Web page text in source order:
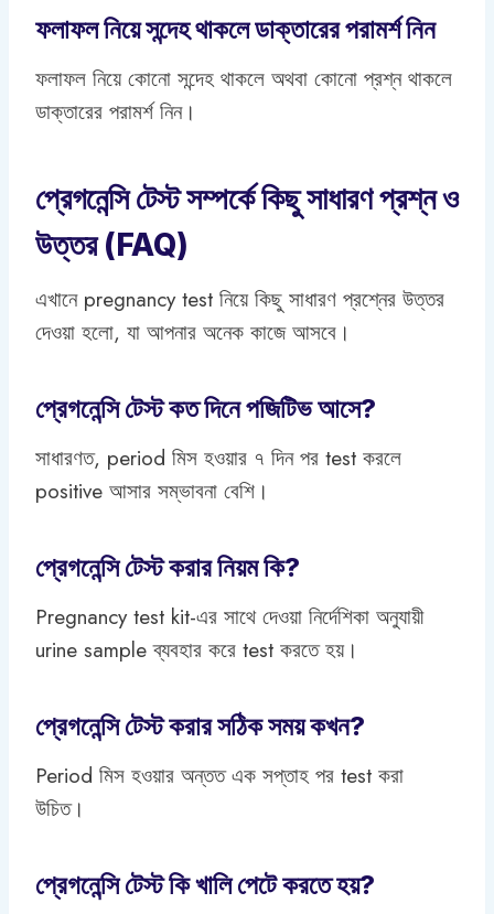
ফলাফল নিয়ে সন্দেহ থাকলে ডাক্তারের পরামর্শ নিন
ফলাফল নিয়ে কোনো সন্দেহ থাকলে অথবা কোনো প্রশ্ন থাকলে
ডাক্তারের পরামর্শ নিন।
প্রেগনেন্সি টেস্ট সম্পর্কে কিছু সাধারণ প্রশ্ন ও
উত্তর (FAQ)
এখানে pregnancy test নিয়ে কিছু সাধারণ প্রশ্নের উত্তর
দেওয়া হলো, যা আপনার অনেক কাজে আসবে।
প্রেগনেন্সি টেস্ট কত দিনে পজিটিভ আসে?
সাধারণত, period মিস হওয়ার ৭ দিন পর test করলে
positive আসার সম্ভাবনা বেশি।
প্রেগনেন্সি টেস্ট করার নিয়ম কি?
Pregnancy test kit-এর সাথে দেওয়া নির্দেশিকা অনুযায়ী
urine sample ব্যবহার করে test করতে হয়।
প্রেগনেন্সি টেস্ট করার সঠিক সময় কখন?
Period মিস হওয়ার অন্তত এক সপ্তাহ পর test করা
উচিত।
প্রেগনেন্সি টেস্ট কি খালি পেটে করতে হয়?